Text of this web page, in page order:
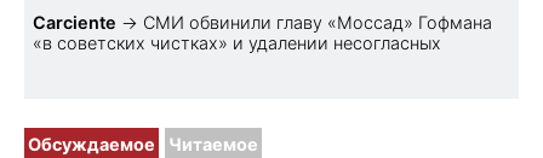
Carciente → СМИ обвинили главу «Моссад» Гофмана
«в советских чистках» и удалении несогласных
Обсуждаемое Читаемое